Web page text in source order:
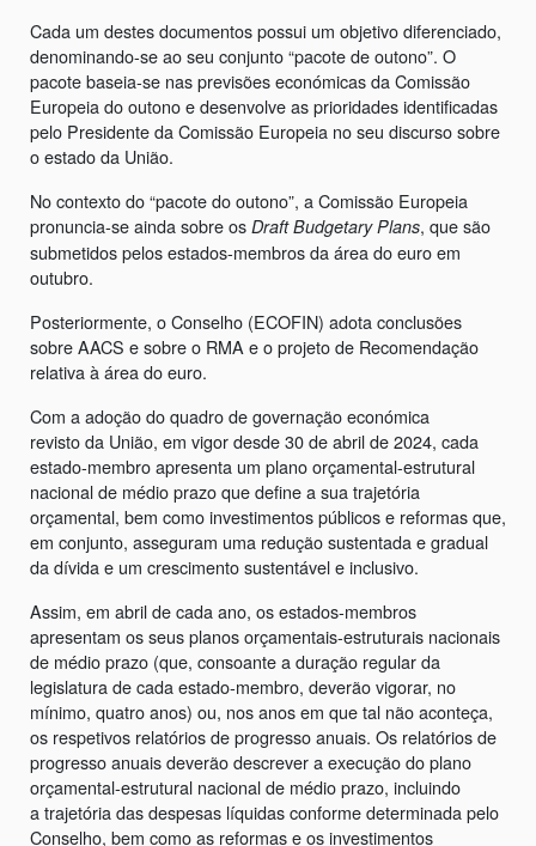
Cada um destes documentos possui um objetivo diferenciado,
denominando-se ao seu conjunto “pacote de outono”. O
pacote baseia-se nas previsões económicas da Comissão
Europeia do outono e desenvolve as prioridades identificadas
pelo Presidente da Comissão Europeia no seu discurso sobre
o estado da União.
No contexto do “pacote do outono”, a Comissão Europeia
pronuncia-se ainda sobre os Draft Budgetary Plans, que são
submetidos pelos estados-membros da área do euro em
outubro.
Posteriormente, o Conselho (ECOFIN) adota conclusões
sobre AACS e sobre o RMA e o projeto de Recomendação
relativa à área do euro.
Com a adoção do quadro de governação económica
revisto da União, em vigor desde 30 de abril de 2024, cada
estado-membro apresenta um plano orçamental-estrutural
nacional de médio prazo que define a sua trajetória
orçamental, bem como investimentos públicos e reformas que,
em conjunto, asseguram uma redução sustentada e gradual
da dívida e um crescimento sustentável e inclusivo.
Assim, em abril de cada ano, os estados-membros
apresentam os seus planos orçamentais-estruturais nacionais
de médio prazo (que, consoante a duração regular da
legislatura de cada estado-membro, deverão vigorar, no
mínimo, quatro anos) ou, nos anos em que tal não aconteça,
os respetivos relatórios de progresso anuais. Os relatórios de
progresso anuais deverão descrever a execução do plano
orçamental-estrutural nacional de médio prazo, incluindo
a trajetória das despesas líquidas conforme determinada pelo
Conselho, bem como as reformas e os investimentos